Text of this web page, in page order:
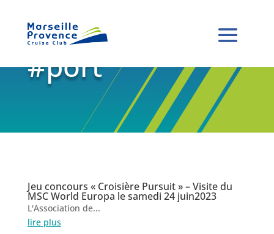
#port
Jeu concours « Croisière Pursuit » – Visite du
MSC World Europa le samedi 24 juin2023
L'Association de...
lire plus